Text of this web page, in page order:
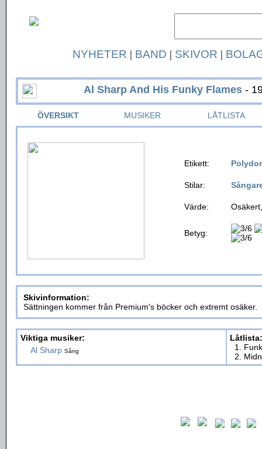
NYHETER | BAND | SKIVOR |
Al Sharp And His Funky Flames-
ÖVERSIKT MUSIKER LÅTLISTA
Etikett: Polydor
Stilar:
Värde:
Betyg:
Skivinformation:
Sättningen kommer från Premium's böcker och extremt osäker.
Viktiga musiker:
Al Sharp Sång
Låtlista:
1.
2.